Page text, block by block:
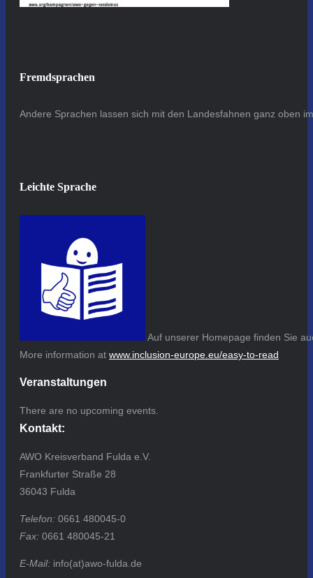
Fremdsprachen
Andere Sprachen lassen sich mit den Landesfahnen ganz oben
Leichte Sprache
Auf unserer Homepage finden Sie
More information at www.inclusion-europe.eu/easy-to-read
Veranstaltungen
There are no upcoming events.
Kontakt:
AWO Kreisverband Fulda e.V.
Frankfurter Straße 28
36043 Fulda
Telefon: 0661 480045-0
Fax: 0661 480045-21
E-Mail: info(at)awo-fulda.de